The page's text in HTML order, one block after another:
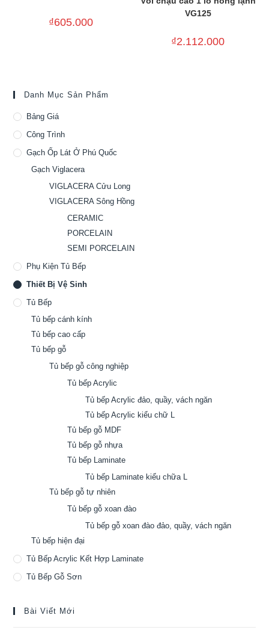
₫605.000
VG125
₫2.112.000
Danh Mục Sản Phẩm
Bảng Giá
Công Trình
Gạch Ốp Lát Ở Phú Quốc
Gạch Viglacera
VIGLACERA Cửu Long
VIGLACERA Sông Hồng
CERAMIC
PORCELAIN
SEMI PORCELAIN
Phụ Kiện Tủ Bếp
Thiết Bị Vệ Sinh
Tủ Bếp
Tủ bếp cánh kính
Tủ bếp cao cấp
Tủ bếp gỗ
Tủ bếp gỗ công nghiệp
Tủ bếp Acrylic
Tủ bếp Acrylic đảo, quầy, vách ngăn
Tủ bếp Acrylic kiểu chữ L
Tủ bếp gỗ MDF
Tủ bếp gỗ nhựa
Tủ bếp Laminate
Tủ bếp Laminate kiểu chữa L
Tủ bếp gỗ tự nhiên
Tủ bếp gỗ xoan đào
Tủ bếp gỗ xoan đào đảo, quầy, vách ngăn
Tủ bếp hiện đại
Tủ Bếp Acrylic Kết Hợp Laminate
Tủ Bếp Gỗ Sơn
Bài Viết Mới